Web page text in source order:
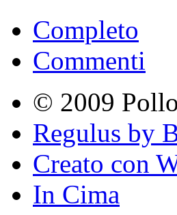
Completo
Commenti
© 2009
Regulus by
Creato con
In Cima